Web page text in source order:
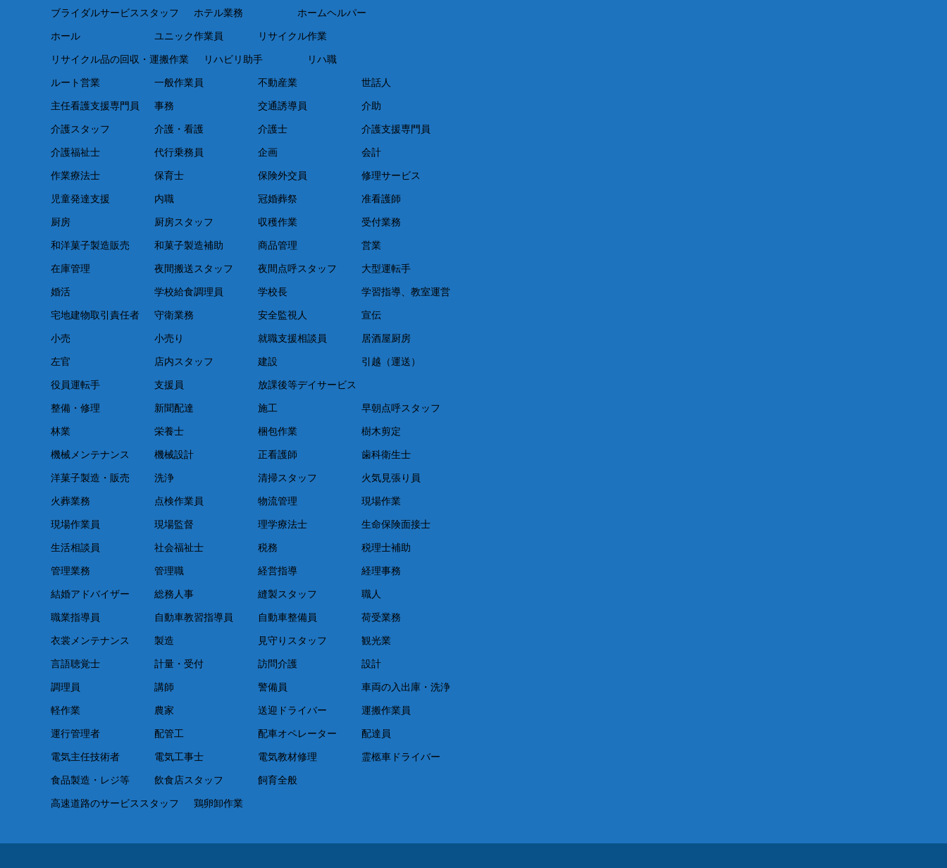
ブライダルサービススタッフ ホテル業務 ホームヘルパー
ホール ユニック作業員 リサイクル作業
リサイクル品の回収・運搬作業 リハビリ助手 リハ職
ルート営業 一般作業員 不動産業 世話人
主任看護支援専門員 事務 交通誘導員 介助
介護スタッフ 介護・看護 介護士 介護支援専門員
介護福祉士 代行乗務員 企画 会計
作業療法士 保育士 保険外交員 修理サービス
児童発達支援 内職 冠婚葬祭 准看護師
厨房 厨房スタッフ 収穫作業 受付業務
和洋菓子製造販売 和菓子製造補助 商品管理 営業
在庫管理 夜間搬送スタッフ 夜間点呼スタッフ 大型運転手
婚活 学校給食調理員 学校長 学習指導、教室運営
宅地建物取引責任者 守衛業務 安全監視人 宣伝
小売 小売り 就職支援相談員 居酒屋厨房
左官 店内スタッフ 建設 引越（運送）
役員運転手 支援員 放課後等デイサービス
整備・修理 新聞配達 施工 早朝点呼スタッフ
林業 栄養士 梱包作業 樹木剪定
機械メンテナンス 機械設計 正看護師 歯科衛生士
洋菓子製造・販売 洗浄 清掃スタッフ 火気見張り員
火葬業務 点検作業員 物流管理 現場作業
現場作業員 現場監督 理学療法士 生命保険面接士
生活相談員 社会福祉士 税務 税理士補助
管理業務 管理職 経営指導 経理事務
結婚アドバイザー 総務人事 縫製スタッフ 職人
職業指導員 自動車教習指導員 自動車整備員 荷受業務
衣裳メンテナンス 製造 見守りスタッフ 観光業
言語聴覚士 計量・受付 訪問介護 設計
調理員 講師 警備員 車両の入出庫・洗浄
軽作業 農家 送迎ドライバー 運搬作業員
運行管理者 配管工 配車オペレーター 配達員
電気主任技術者 電気工事士 電気教材修理 霊柩車ドライバー
食品製造・レジ等 飲食店スタッフ 飼育全般
高速道路のサービススタッフ 鶏卵卸作業